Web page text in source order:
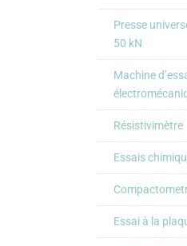
Presse
50 kN
Machine
Résistivimètre
Essais
Essai à la